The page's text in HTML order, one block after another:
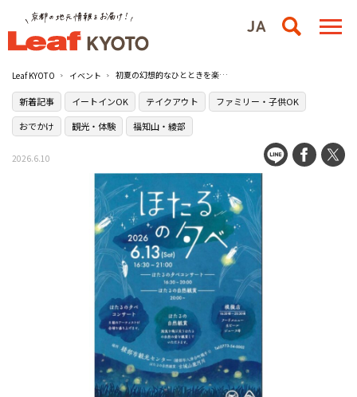
Leaf KYOTO イベント 初夏の幻想的なひとときを楽しむ『ほたるの夕べ』が開催／綾部市観光センター
新着記事 イートインOK テイクアウト
ファミリー・子供OK
おでかけ
観光・体験 福知山・綾部
2026.6.10